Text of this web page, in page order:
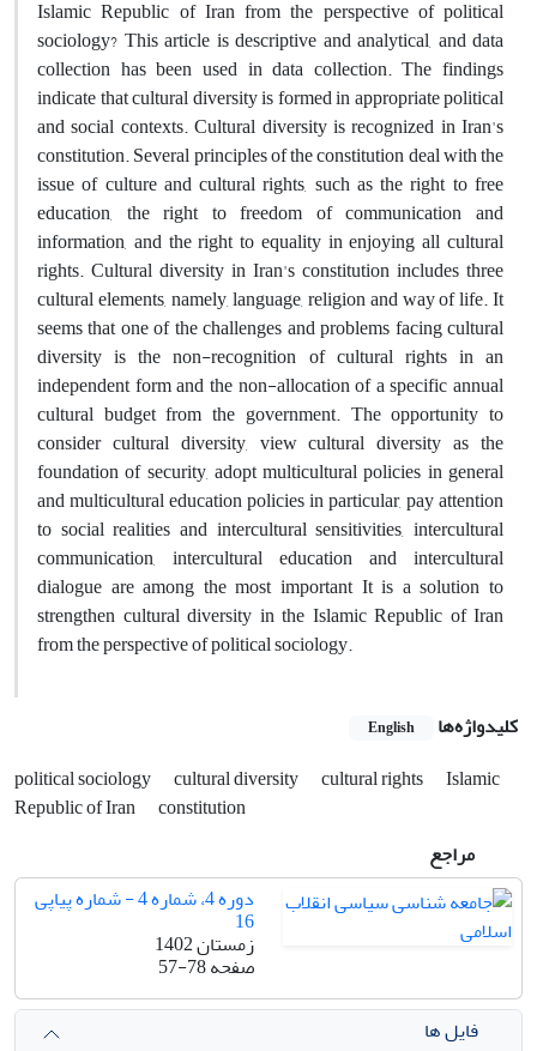
Islamic Republic of Iran from the perspective of political
sociology? This article is descriptive and analytical, and data
collection has been used in data collection. The findings
indicate that cultural diversity is formed in appropriate political
and social contexts. Cultural diversity is recognized in Iran's
constitution. Several principles of the constitution deal with the
issue of culture and cultural rights, such as the right to free
education, the right to freedom of communication and
information, and the right to equality in enjoying all cultural
rights. Cultural diversity in Iran's constitution includes three
cultural elements, namely, language, religion and way of life. It
seems that one of the challenges and problems facing cultural
diversity is the non-recognition of cultural rights in an
independent form and the non-allocation of a specific annual
cultural budget from the government. The opportunity to
consider cultural diversity, view cultural diversity as the
foundation of security, adopt multicultural policies in general
and multicultural education policies in particular, pay attention
to social realities and intercultural sensitivities, intercultural
communication, intercultural education and intercultural
dialogue are among the most important It is a solution to
strengthen cultural diversity in the Islamic Republic of Iran
from the perspective of political sociology.
کلیدواژه‌ها English
political sociology cultural diversity cultural rights
Islamic
Republic of Iran
constitution
مراجع
دوره 4، شماره 4 - شماره پیاپی
16
زمستان 1402
صفحه57-78
فایل ها